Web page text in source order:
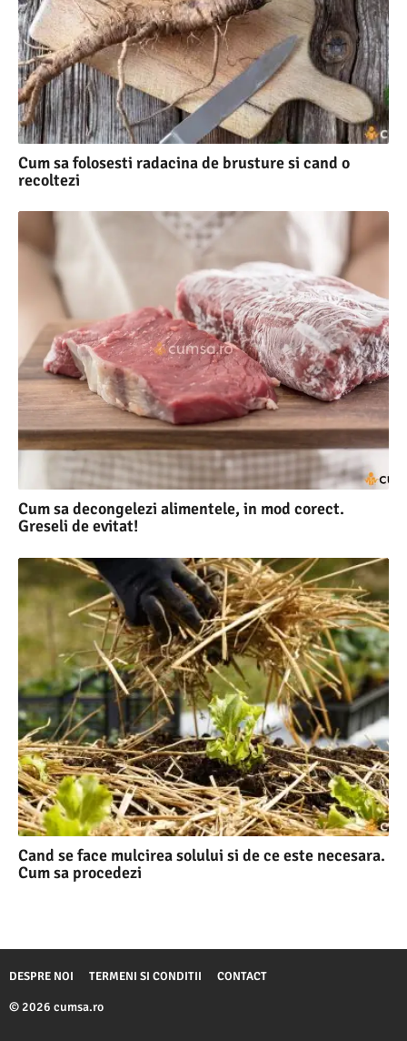
Cum sa folosesti radacina de brusture si cand o
recoltezi
Cum sa decongelezi alimentele, in mod corect.
Greseli de evitat!
Cand se face mulcirea solului si de ce este necesara.
Cum sa procedezi
DESPRE NOI TERMENI SI CONDITII CONTACT
© 2026 cumsa.ro